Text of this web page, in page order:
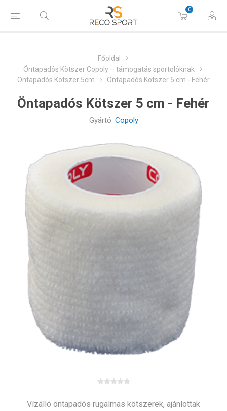
0
Főoldal
Öntapadós Kötszer Copoly – támogatás sportolóknak
Öntapadós Kötszer 5cm
Öntapadós Kötszer 5 cm - Fehér
Öntapadós Kötszer 5 cm - Fehér
Gyártó: Copoly
Vízálló öntapadós rugalmas kötszerek, ajánlottak